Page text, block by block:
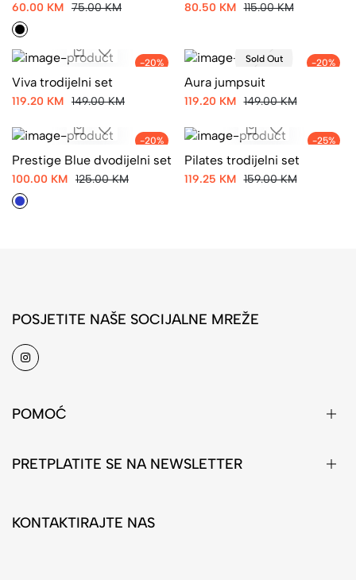
60.00 KM 75.00 KM 80.50 KM 115.00 KM
-20%
Viva trodijelni set
119.20 KM 149.00 KM
-20%
Sold Out
Aura jumpsuit
119.20 KM 149.00 KM
-20%
Prestige Blue dvodijelni set
100.00 KM 125.00 KM
-25%
Pilates trodijelni set
119.25 KM 159.00 KM
POSJETITE NAŠE SOCIJALNE MREŽE
POMOĆ
PRETPLATITE SE NA NEWSLETTER
KONTAKTIRAJTE NAS